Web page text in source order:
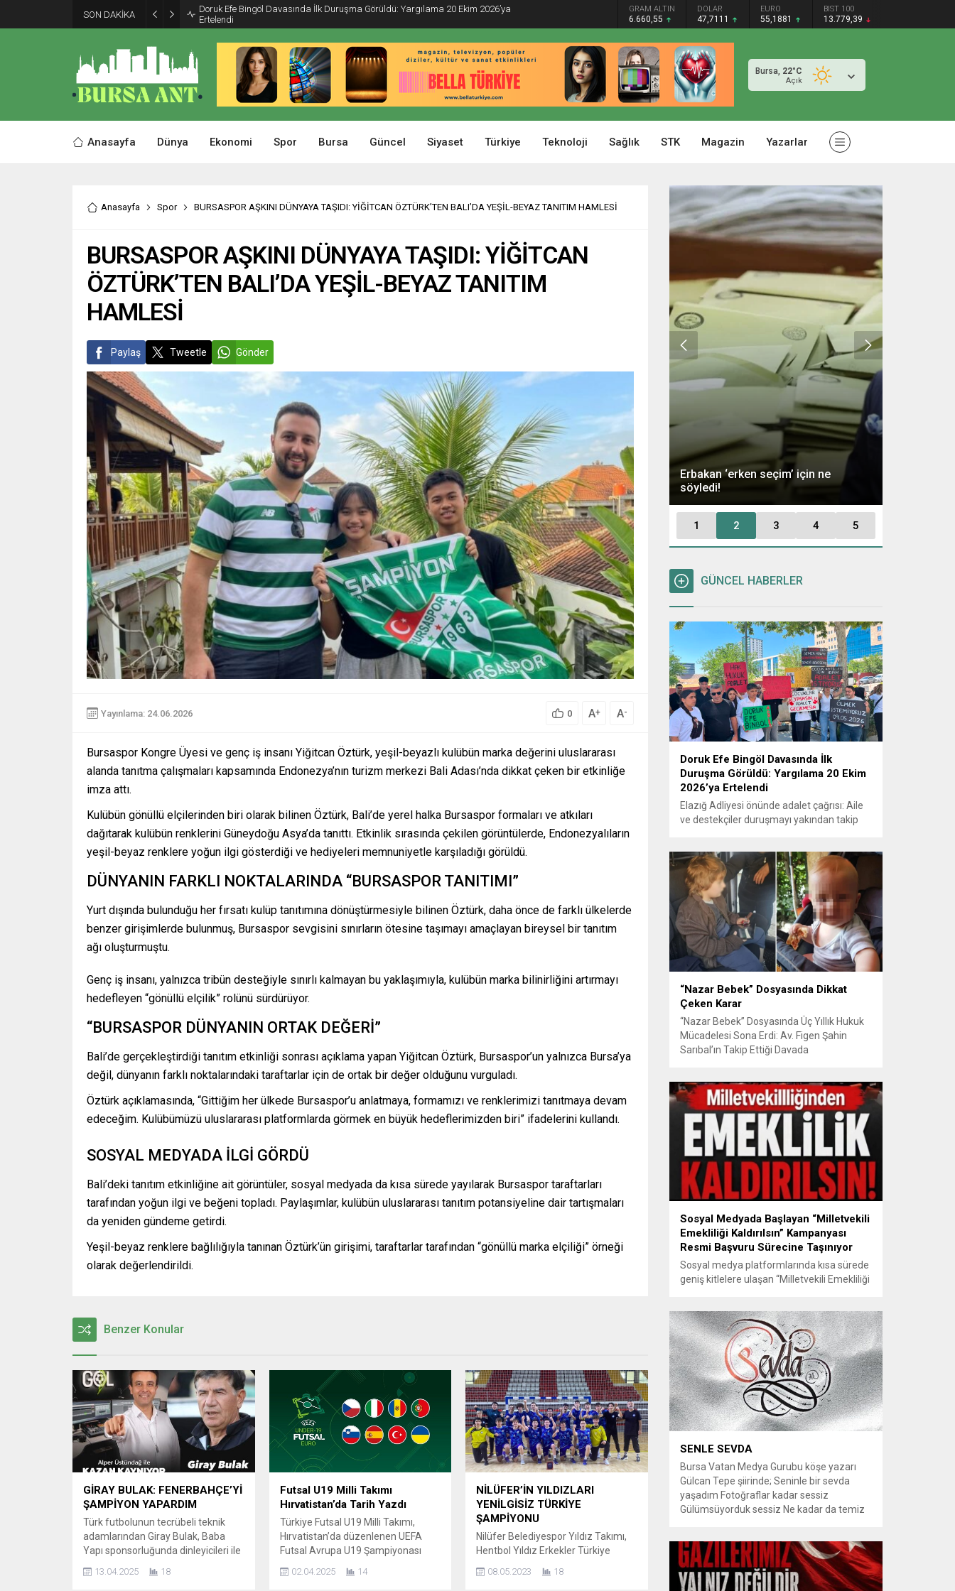
SON DAKİKA
Doruk Efe Bingöl Davasında İlk Duruşma Görüldü: Yargılama 20 Ekim 2026’ya
Ertelendi
GRAM ALTIN
6.660,55
DOLAR
47,7111
EURO
55,1881
BIST 100
13.779,39
Bursa, 22°C
Açık
Anasayfa Dünya Ekonomi Spor Bursa Güncel Siyaset Türkiye Teknoloji Sağlık STK Magazin Yazarlar
Anasayfa Spor BURSASPOR AŞKINI DÜNYAYA TAŞIDI: YİĞİTCAN ÖZTÜRK’TEN BALI’DA YEŞİL-BEYAZ TANITIM HAMLESİ
BURSASPOR AŞKINI DÜNYAYA TAŞIDI: YİĞİTCAN
ÖZTÜRK’TEN BALI’DA YEŞİL-BEYAZ TANITIM
HAMLESİ
Paylaş Tweetle Gönder
Yayınlama: 24.06.2026 0 A+ A-
Bursaspor Kongre Üyesi ve genç iş insanı Yiğitcan Öztürk, yeşil-beyazlı kulübün marka değerini uluslararası
alanda tanıtma çalışmaları kapsamında Endonezya’nın turizm merkezi Bali Adası’nda dikkat çeken bir etkinliğe
imza attı.
Kulübün gönüllü elçilerinden biri olarak bilinen Öztürk, Bali’de yerel halka Bursaspor formaları ve atkıları
dağıtarak kulübün renklerini Güneydoğu Asya’da tanıttı. Etkinlik sırasında çekilen görüntülerde, Endonezyalıların
yeşil-beyaz renklere yoğun ilgi gösterdiği ve hediyeleri memnuniyetle karşıladığı görüldü.
DÜNYANIN FARKLI NOKTALARINDA “BURSASPOR TANITIMI”
Yurt dışında bulunduğu her fırsatı kulüp tanıtımına dönüştürmesiyle bilinen Öztürk, daha önce de farklı ülkelerde
benzer girişimlerde bulunmuş, Bursaspor sevgisini sınırların ötesine taşımayı amaçlayan bireysel bir tanıtım
ağı oluşturmuştu.
Genç iş insanı, yalnızca tribün desteğiyle sınırlı kalmayan bu yaklaşımıyla, kulübün marka bilinirliğini artırmayı
hedefleyen “gönüllü elçilik” rolünü sürdürüyor.
“BURSASPOR DÜNYANIN ORTAK DEĞERİ”
Bali’de gerçekleştirdiği tanıtım etkinliği sonrası açıklama yapan Yiğitcan Öztürk, Bursaspor’un yalnızca Bursa’ya
değil, dünyanın farklı noktalarındaki taraftarlar için de ortak bir değer olduğunu vurguladı.
Öztürk açıklamasında, “Gittiğim her ülkede Bursaspor’u anlatmaya, formamızı ve renklerimizi tanıtmaya devam
edeceğim. Kulübümüzü uluslararası platformlarda görmek en büyük hedeflerimizden biri” ifadelerini kullandı.
SOSYAL MEDYADA İLGİ GÖRDÜ
Bali’deki tanıtım etkinliğine ait görüntüler, sosyal medyada da kısa sürede yayılarak Bursaspor taraftarları
tarafından yoğun ilgi ve beğeni topladı. Paylaşımlar, kulübün uluslararası tanıtım potansiyeline dair tartışmaları
da yeniden gündeme getirdi.
Yeşil-beyaz renklere bağlılığıyla tanınan Öztürk’ün girişimi, taraftarlar tarafından “gönüllü marka elçiliği” örneği
olarak değerlendirildi.
Benzer Konular
GİRAY BULAK: FENERBAHÇE’Yİ
ŞAMPİYON YAPARDIM
Türk futbolunun tecrübeli teknik
adamlarından Giray Bulak, Baba
Yapı sponsorluğunda dinleyicileri ile
Radyo Gol’de buluşan ‘Alper
Üstündağ ile Kazan Kaynıyor’
13.04.2025 18
Futsal U19 Milli Takımı
Hırvatistan’da Tarih Yazdı
Türkiye Futsal U19 Milli Takımı,
Hırvatistan’da düzenlenen UEFA
Futsal Avrupa U19 Şampiyonası
Eleme Turu’nda önemli bir başarıya
imza attı. Bosna Hersek, Hırvatistan
02.04.2025 14
NİLÜFER’İN YILDIZLARI
YENİLGİSİZ TÜRKİYE
ŞAMPİYONU
Nilüfer Belediyespor Yıldız Takımı,
Hentbol Yıldız Erkekler Türkiye
Şampiyonası’nda tüm maçları
kazanarak yenilgisiz Türkiye
08.05.2023 18
“Engellilik Bir Eksiklik Değil,
Adalet Meselesidir”
Erbakan ‘erken seçim’ için ne
söyledi!
1 2 3 4 5
GÜNCEL HABERLER
Doruk Efe Bingöl Davasında İlk
Duruşma Görüldü: Yargılama 20 Ekim
2026’ya Ertelendi
Elazığ Adliyesi önünde adalet çağrısı: Aile
ve destekçiler duruşmayı yakından takip
soruşturması kapsamında açılan davanın
ilk duruşması Elazığ 2. Ağır Ceza
Mahkemesi’nde görüldü. Kamuoyunun
yakından takip ettiği davanın ilk duruşması
öncesinde, Doruk Efe Bingöl’ün ailesine
destek olmak isteyen çok...
“Nazar Bebek” Dosyasında Dikkat
Çeken Karar
“Nazar Bebek” Dosyasında Üç Yıllık Hukuk
Mücadelesi Sona Erdi: Av. Figen Şahin
Sarıbal’ın Takip Ettiği Davada
Türkiye’de uluslararası hukuk boyutlarıyla
görüldü BURSA – Avusturya’da başlayan
ve Türkiye’de yaklaşık üç yıl boyunca
devam eden “Nazar Bebek” dosyasında
yargılama süreci tamamlandı. Bursa 3.
Aile...
Sosyal Medyada Başlayan “Milletvekili
Emekliliği Kaldırılsın” Kampanyası
Resmi Başvuru Sürecine Taşınıyor
Sosyal medya platformlarında kısa sürede
geniş kitlelere ulaşan “Milletvekili Emekliliği
vatandaşlar, milletvekillerine tanınan
emeklilik haklarının yeniden düzenlenmesi
talebiyle TBMM Dilekçe Komisyonu ve
Cumhurbaşkanlığı İletişim Merkezi
(CİMER) üzerinden resmi başvurular
yapılması çağrısında bulunuyor. Son
dönemde sosyal medya platformlarında
en çok konuşulan konular arasında...
SENLE SEVDA
Bursa Vatan Medya Gurubu köşe yazarı
Gülcan Tepe şiirinde; Seninle bir sevda
yaşadım Fotoğraflar kadar sessiz
Gülümsüyorduk sessiz Ne kadar da temiz
bakışın yetiyordu gözlerime Dünyayı
tutturmaya ben de Kalbim Sen Diye çırpınıp
duruyordu Zamana yarışıyordu inat Hayata